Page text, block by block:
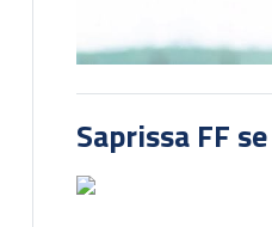
Saprissa FF